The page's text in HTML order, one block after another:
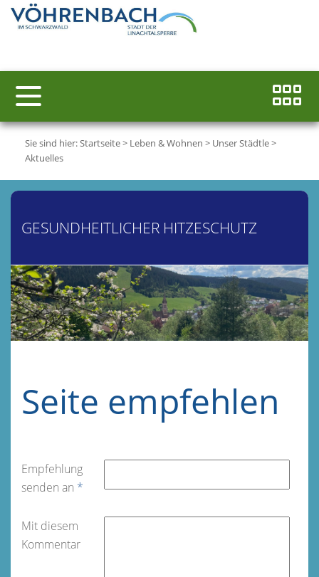
Sie sind hier:Startseite> Leben & Wohnen > Unser Städtle>
Aktuelles
GESUNDHEITLICHER HITZESCHUTZ
Seite empfehlen
Empfehlung
senden an *
Mit diesem
Kommentar